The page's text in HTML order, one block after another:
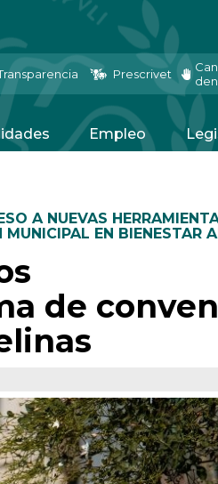
Prescrivet
Empleo
A NUEVAS
EN BIENESTAR
de